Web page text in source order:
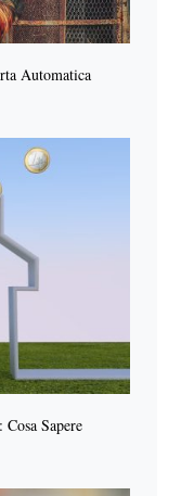
Automatica
Sapere